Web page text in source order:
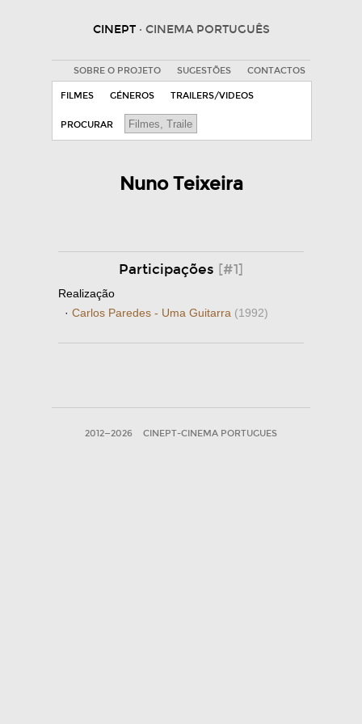
CINEPT · CINEMA PORTUGUÊS
SOBRE O PROJETO SUGESTÕES CONTACTOS
FILMES GÉNEROS TRAILERS/VIDEOS
PROCURAR
Nuno Teixeira
Participações [#1]
Realização
· Carlos Paredes - Uma Guitarra (1992)
2012—2026 CINEPT-CINEMA PORTUGUES